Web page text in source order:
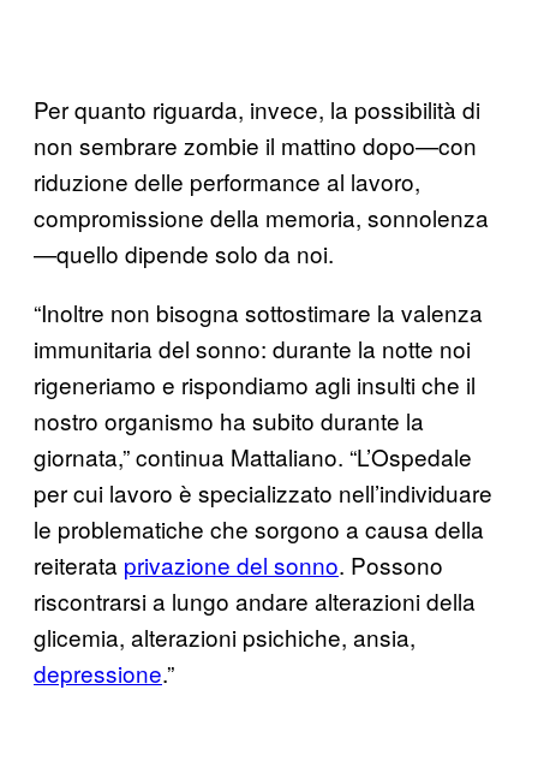
Per quanto riguarda, invece, la possibilità di
non sembrare zombie il mattino dopo—con
riduzione delle performance al lavoro,
compromissione della memoria, sonnolenza
—quello dipende solo da noi.
“Inoltre non bisogna sottostimare la valenza
immunitaria del sonno: durante la notte noi
rigeneriamo e rispondiamo agli insulti che il
nostro organismo ha subito durante la
giornata,” continua Mattaliano. “L’Ospedale
per cui lavoro è specializzato nell’individuare
le problematiche che sorgono a causa della
reiterata privazione del sonno. Possono
riscontrarsi a lungo andare alterazioni della
glicemia, alterazioni psichiche, ansia,
depressione.”